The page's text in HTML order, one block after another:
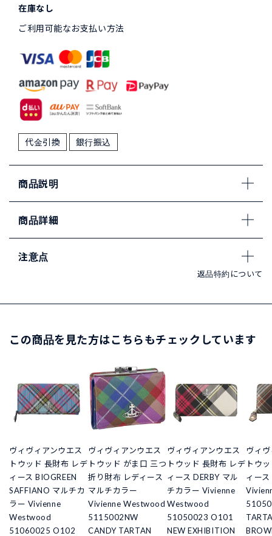
在庫なし
ご利用可能なお支払い方法
代金引換 銀行振込
商品説明
商品詳細
注意点
返品特約について
この商品を見た方はこちらもチェックしています
ヴィヴィアンウエス
トウッド 長財布 レデ
ィース BIOGREEN
SAFFIANO マルチカ
ラー Vivienne
Westwood
51060025 O102
ヴィヴィアンウエス
トウッド がま口 三つ
折り財布 レディース
マルチカラー
Vivienne Westwood
5115002NW
CANDY TARTAN
ヴィヴィアンウエス
トウッド 長財布 レデ
ィース DERBY マル
チカラー Vivienne
Westwood
51050023 O101
NEW EXHIBITION
ヴィ
トウ
ィー